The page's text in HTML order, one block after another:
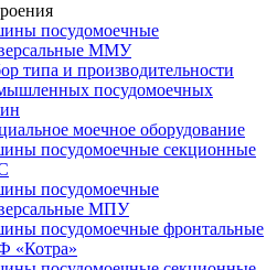
посудомоечные
ММУ
типа и производительности
посудомоечных
моечное оборудование
посудомоечные секционные
посудомоечные
МПУ
посудомоечные фронтальные
«Котра»